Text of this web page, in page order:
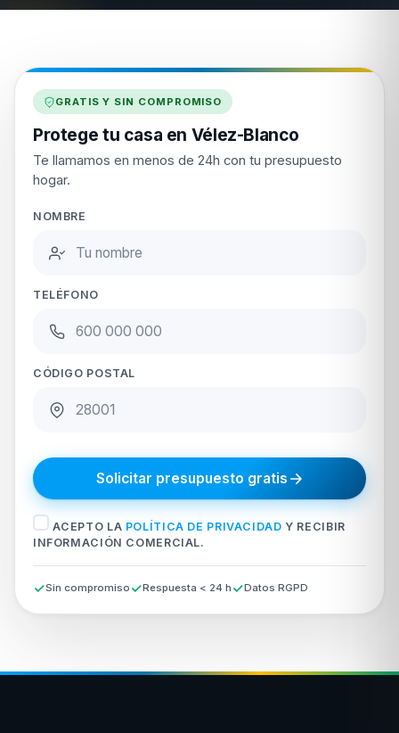
GRATIS Y SIN COMPROMISO
Protege tu casa en Vélez-Blanco
Te llamamos en menos de 24h con tu presupuesto
hogar.
NOMBRE
TELÉFONO
CÓDIGO POSTAL
Solicitar presupuesto gratis
ACEPTO LA POLÍTICA DE PRIVACIDAD Y RECIBIR
INFORMACIÓN COMERCIAL.
Sin compromiso Respuesta < 24 h Datos RGPD